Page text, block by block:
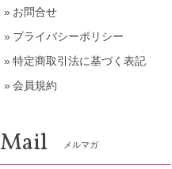
お問合せ
プライバシーポリシー
特定商取引法に基づく表記
会員規約
Mail メルマガ